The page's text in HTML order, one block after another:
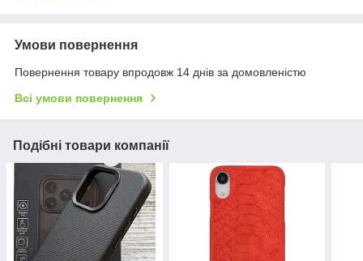
Умови повернення
Повернення товару впродовж 14 днів за домовленістю
Всі умови повернення
Подібні товари компанії